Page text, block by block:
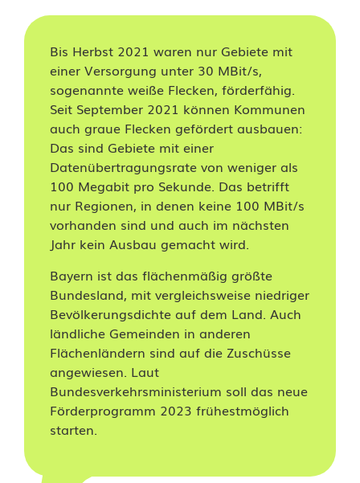
b
r
Bis Herbst 2021 waren nur Gebiete mit
einer Versorgung unter 30 MBit/s,
sogenannte weiße Flecken, förderfähig.
Seit September 2021 können Kommunen
auch graue Flecken gefördert ausbauen:
Das sind Gebiete mit einer
Datenübertragungsrate von weniger als
100 Megabit pro Sekunde. Das betrifft
nur Regionen, in denen keine 100 MBit/s
vorhanden sind und auch im nächsten
Jahr kein Ausbau gemacht wird.
Bayern ist das flächenmäßig größte
Bundesland, mit vergleichsweise niedriger
Bevölkerungsdichte auf dem Land. Auch
ländliche Gemeinden in anderen
Flächenländern sind auf die Zuschüsse
angewiesen. Laut
Bundesverkehrsministerium soll das neue
Förderprogramm 2023 frühestmöglich
starten.